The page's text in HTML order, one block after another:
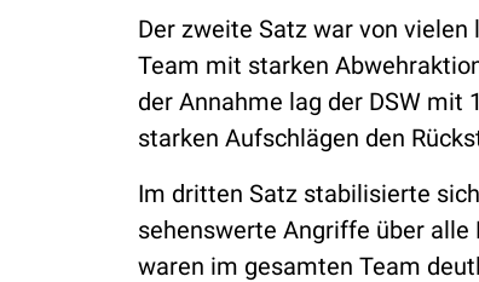
Der zweite Satz war von
Team mit starken
der Annahme lag der DSW mit
starken Aufschlägen den
Im dritten Satz stabilisierte
sehenswerte Angriffe über
waren im gesamten Team